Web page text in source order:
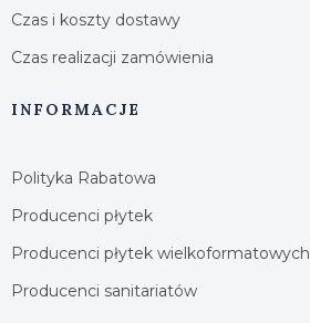
Czas i koszty dostawy
Czas realizacji zamówienia
INFORMACJE
Polityka Rabatowa
Producenci płytek
Producenci płytek wielkoformatowych
Producenci sanitariatów